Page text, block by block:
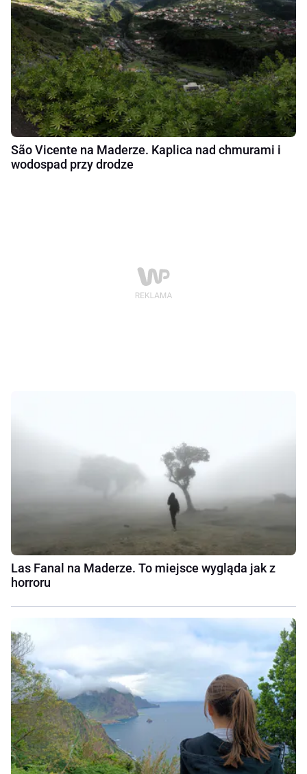
São Vicente na Maderze. Kaplica nad chmurami i
wodospad przy drodze
Las Fanal na Maderze. To miejsce wygląda jak z
horroru